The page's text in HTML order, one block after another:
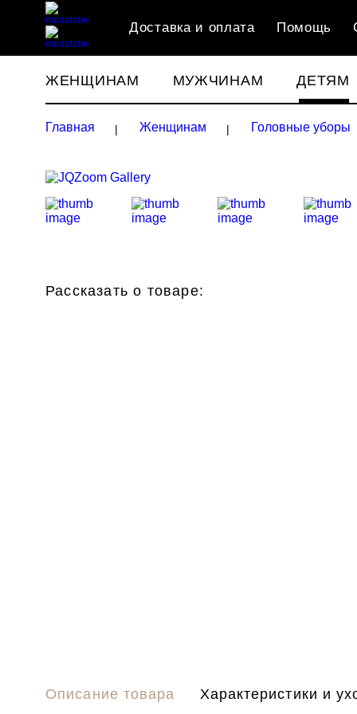
Доставка и оплата Помощь
ЖЕНЩИНАМ МУЖЧИНАМ ДЕТЯМ
Главная Женщинам Головные уборы
Рассказать о товаре:
Описание товара Характеристики и